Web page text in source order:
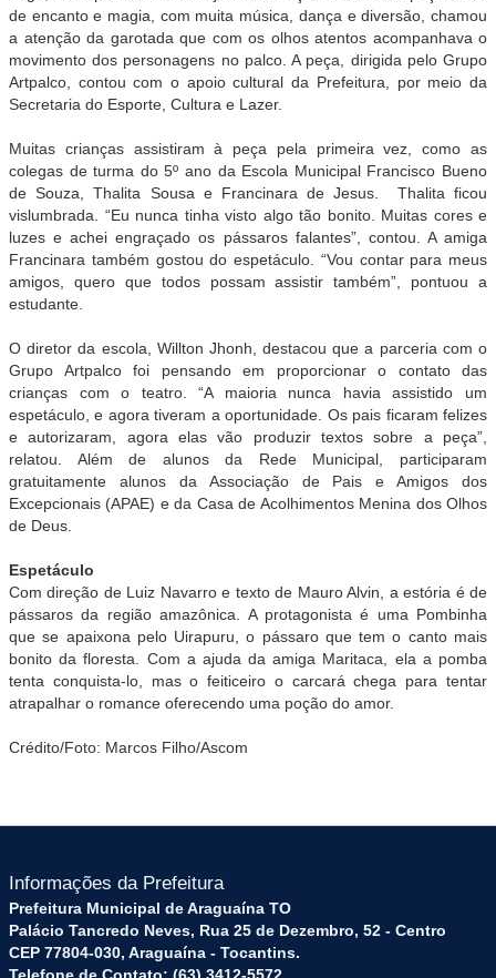
de encanto e magia, com muita música, dança e diversão, chamou
a atenção da garotada que com os olhos atentos acompanhava o
movimento dos personagens no palco. A peça, dirigida pelo Grupo
Artpalco, contou com o apoio cultural da Prefeitura, por meio da
Secretaria do Esporte, Cultura e Lazer.
Muitas crianças assistiram à peça pela primeira vez, como as
colegas de turma do 5º ano da Escola Municipal Francisco Bueno
de Souza, Thalita Sousa e Francinara de Jesus. Thalita ficou
vislumbrada. “Eu nunca tinha visto algo tão bonito. Muitas cores e
luzes e achei engraçado os pássaros falantes”, contou. A amiga
Francinara também gostou do espetáculo. “Vou contar para meus
amigos, quero que todos possam assistir também”, pontuou a
estudante.
O diretor da escola, Willton Jhonh, destacou que a parceria com o
Grupo Artpalco foi pensando em proporcionar o contato das
crianças com o teatro. “A maioria nunca havia assistido um
espetáculo, e agora tiveram a oportunidade. Os pais ficaram felizes
e autorizaram, agora elas vão produzir textos sobre a peça”,
relatou. Além de alunos da Rede Municipal, participaram
gratuitamente alunos da Associação de Pais e Amigos dos
Excepcionais (APAE) e da Casa de Acolhimentos Menina dos Olhos
de Deus.
Espetáculo
Com direção de Luiz Navarro e texto de Mauro Alvin, a estória é de
pássaros da região amazônica. A protagonista é uma Pombinha
que se apaixona pelo Uirapuru, o pássaro que tem o canto mais
bonito da floresta. Com a ajuda da amiga Maritaca, ela a pomba
tenta conquista-lo, mas o feiticeiro o carcará chega para tentar
atrapalhar o romance oferecendo uma poção do amor.
Crédito/Foto: Marcos Filho/Ascom
Informações da Prefeitura
Prefeitura Municipal de Araguaína TO
Palácio Tancredo Neves, Rua 25 de Dezembro, 52 - Centro
CEP 77804-030, Araguaína - Tocantins.
Telefone de Contato: (63) 3412-5572